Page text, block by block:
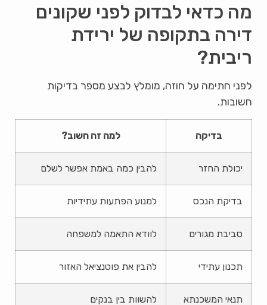
מה כדאי לבדוק לפני שקונים
דירה בתקופה של ירידת
ריבית?
לפני חתימה על חוזה, מומלץ לבצע מספר בדיקות
חשובות.
בדיקה למה זה חשוב?
יכולת החזר להבין כמה באמת אפשר לשלם
בדיקת הנכס למנוע הפתעות עתידיות
סביבת מגורים לוודא התאמה למשפחה
תכנון עתידי להבין את פוטנציאל האזור
תנאי המשכנתא להשוות בין בנקים